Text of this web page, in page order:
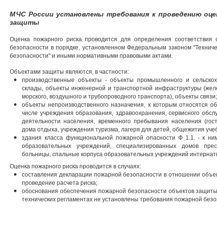
МЧС России установлены требования к проведению
защиты
Оценка пожарного риска проводится для определения
безопасности в порядке, установленном Федеральным законом
безопасности" и иными нормативными правовыми актами.
Объектами защиты являются, в частности:
производственные объекты - объекты промышленного и
склады, объекты инженерной и транспортной инфраструктуры
морского, воздушного и трубопроводного транспорта), объекты связи;
объекты непроизводственного назначения, к которым относятся
числе учреждения образования, здравоохранения, сервисного
деятельности населения, временного пребывания населения
дома отдыха, учреждения туризма, лагеря для детей, общежития
здания класса функциональной пожарной опасности Ф 1.1. - к
образовательных учреждений, специализированных домов
больницы, спальные корпуса образовательных учреждений
Оценка пожарного риска проводится в случаях:
составления декларации пожарной безопасности в отношении
проведение расчета риска;
обоснования обеспечения пожарной безопасности объектов
технических регламентах не установлены требования пожарной